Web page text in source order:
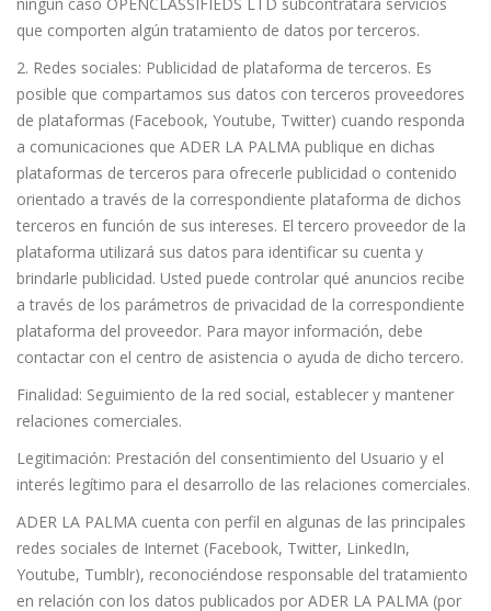
que comporten algún tratamiento de datos por terceros.
2. Redes sociales: Publicidad de plataforma de terceros. Es
posible que compartamos sus datos con terceros proveedores
de plataformas (Facebook, Youtube, Twitter) cuando responda
a comunicaciones que ADER LA PALMA publique en dichas
plataformas de terceros para ofrecerle publicidad o contenido
orientado a través de la correspondiente plataforma de dichos
terceros en función de sus intereses. El tercero proveedor de la
plataforma utilizará sus datos para identificar su cuenta y
brindarle publicidad. Usted puede controlar qué anuncios recibe
a través de los parámetros de privacidad de la correspondiente
plataforma del proveedor. Para mayor información, debe
contactar con el centro de asistencia o ayuda de dicho tercero.
Finalidad: Seguimiento de la red social, establecer y mantener
relaciones comerciales.
Legitimación: Prestación del consentimiento del Usuario y el
interés legítimo para el desarrollo de las relaciones comerciales.
ADER LA PALMA cuenta con perfil en algunas de las principales
redes sociales de Internet (Facebook, Twitter, LinkedIn,
Youtube, Tumblr), reconociéndose responsable del tratamiento
en relación con los datos publicados por ADER LA PALMA (por